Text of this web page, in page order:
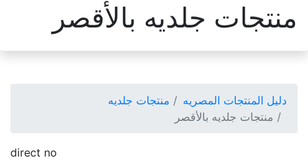
منتجات جلديه بالأقصر
دليل المنتجات المصريه
منتجات جلديه
منتجات جلديه بالأقصر
direct no